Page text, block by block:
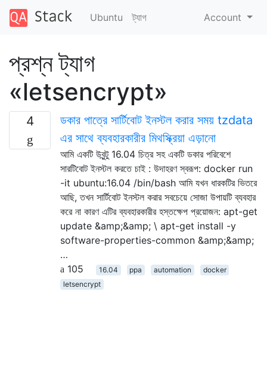
Ubuntu ট্যাগ Account
প্রশ্ন ট্যাগ
«letsencrypt»
4
ডকার পাত্রে সার্টিবোট ইনস্টল করার সময় tzdata
এর সাথে ব্যবহারকারীর মিথস্ক্রিয়া এড়ানো
আমি একটি উবুন্টু 16.04 চিত্র সহ একটি ডকার পরিবেশে
সারটিবোট ইনস্টল করতে চাই : উদাহরণ স্বরূপ: docker run
-it ubuntu:16.04 /bin/bash আমি যখন ধারকটির ভিতরে
আছি, তখন সার্টিবোট ইনস্টল করার সবচেয়ে সোজা উপায়টি ব্যবহার
করে না কারণ এটির ব্যবহারকারীর হস্তক্ষেপ প্রয়োজন: apt-get
update &amp;&amp; \ apt-get install -y
software-properties-common &amp;&amp;
…
105
16.04 ppa automation
docker
letsencrypt